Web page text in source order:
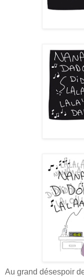
Au grand désespoir